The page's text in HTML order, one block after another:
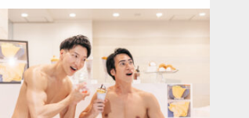
を入れるマッチョ
Update:
Category:
ココノススキノのマッチョ
レンジの人
AKIHITO(細マッチョ)
SOSUKE 肩 こっそりプロテイン 札幌
（北海道）